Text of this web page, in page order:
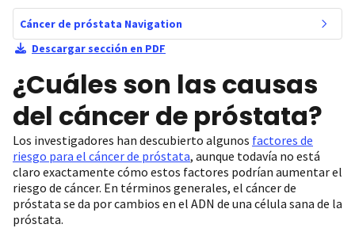
Cáncer de próstata Navigation
Descargar sección en PDF
¿Cuáles son las causas
del cáncer de próstata?
Los investigadores han descubierto algunos factores de
riesgo para el cáncer de próstata, aunque todavía no está
claro exactamente cómo estos factores podrían aumentar el
riesgo de cáncer. En términos generales, el cáncer de
próstata se da por cambios en el ADN de una célula sana de la
próstata.